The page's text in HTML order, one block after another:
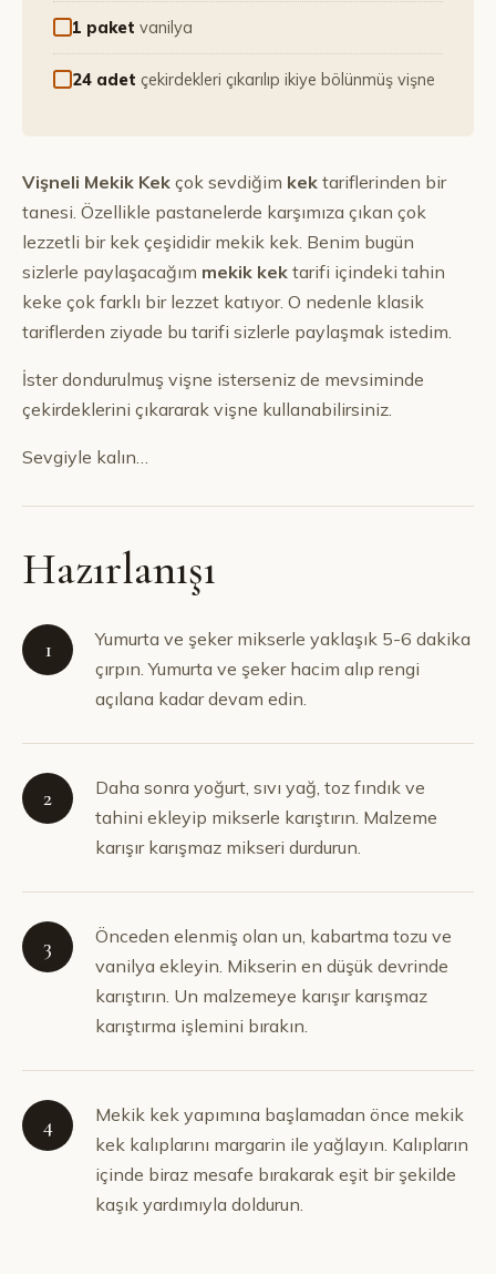
1 paket vanilya
24 adet çekirdekleri çıkarılıp ikiye bölünmüş vişne
Vişneli Mekik Kek çok sevdiğim kek tariflerinden bir
tanesi. Özellikle pastanelerde karşımıza çıkan çok
lezzetli bir kek çeşididir mekik kek. Benim bugün
sizlerle paylaşacağım mekik kek tarifi içindeki tahin
keke çok farklı bir lezzet katıyor. O nedenle klasik
tariflerden ziyade bu tarifi sizlerle paylaşmak istedim.
İster dondurulmuş vişne isterseniz de mevsiminde
çekirdeklerini çıkararak vişne kullanabilirsiniz.
Sevgiyle kalın…
Hazırlanışı
1
Yumurta ve şeker mikserle yaklaşık 5-6 dakika
çırpın. Yumurta ve şeker hacim alıp rengi
açılana kadar devam edin.
2
Daha sonra yoğurt, sıvı yağ, toz fındık ve
tahini ekleyip mikserle karıştırın. Malzeme
karışır karışmaz mikseri durdurun.
3
Önceden elenmiş olan un, kabartma tozu ve
vanilya ekleyin. Mikserin en düşük devrinde
karıştırın. Un malzemeye karışır karışmaz
karıştırma işlemini bırakın.
4
Mekik kek yapımına başlamadan önce mekik
kek kalıplarını margarin ile yağlayın. Kalıpların
içinde biraz mesafe bırakarak eşit bir şekilde
kaşık yardımıyla doldurun.